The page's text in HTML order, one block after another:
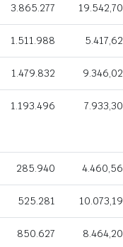
3.865.277 19.542,70
1.511.988 5.417,62
1.479.832 9.346,02
1.193.496 7.933,30
285.940 4.460,56
525.281 10.073,19
850.627 8.464,20